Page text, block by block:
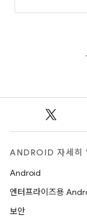
ANDROID 자세히
Android
엔터프라이즈용
보안